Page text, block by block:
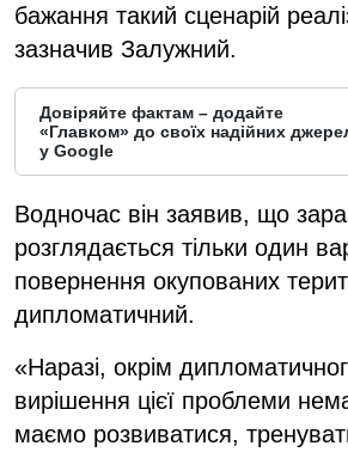
бажання такий сценарій
зазначив Залужний.
Довіряйте фактам – додайте
«Главком» до своїх надійних
у Google
Водночас він заявив, що
розглядається тільки один
повернення окупованих
дипломатичний.
«Наразі, окрім
вирішення цієї проблеми
маємо розвиватися,